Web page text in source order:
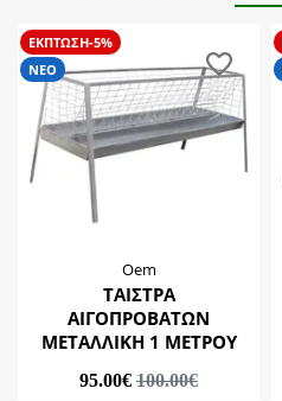
ΕΚΠΤΩΣΗ-5%
ΝΕΟ
Oem
ΤΑΙΣΤΡΑ
ΑΙΓΟΠΡΟΒΑΤΩΝ
ΜΕΤΑΛΛΙΚΗ 1 ΜΕΤΡΟΥ
95.00€ 100.00€